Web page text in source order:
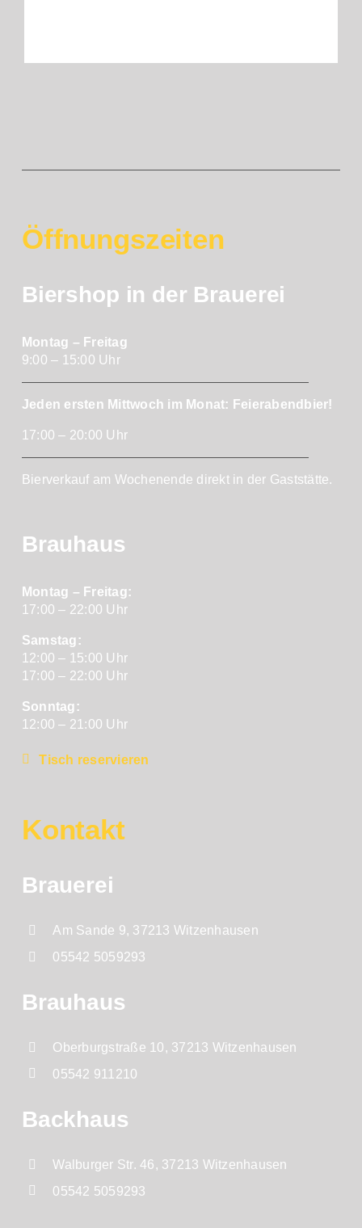
Öffnungszeiten
Biershop in der Brauerei
Montag – Freitag
9:00 – 15:00 Uhr
Jeden ersten Mittwoch im Monat: Feierabendbier!
17:00 – 20:00 Uhr
Bierverkauf am Wochenende direkt in der Gaststätte.
Brauhaus
Montag – Freitag:
17:00 – 22:00 Uhr
Samstag:
12:00 – 15:00 Uhr
17:00 – 22:00 Uhr
Sonntag:
12:00 – 21:00 Uhr
Tisch reservieren
Kontakt
Brauerei
Am Sande 9, 37213 Witzenhausen
05542 5059293
Brauhaus
Oberburgstraße 10, 37213 Witzenhausen
05542 911210
Backhaus
Walburger Str. 46, 37213 Witzenhausen
05542 5059293